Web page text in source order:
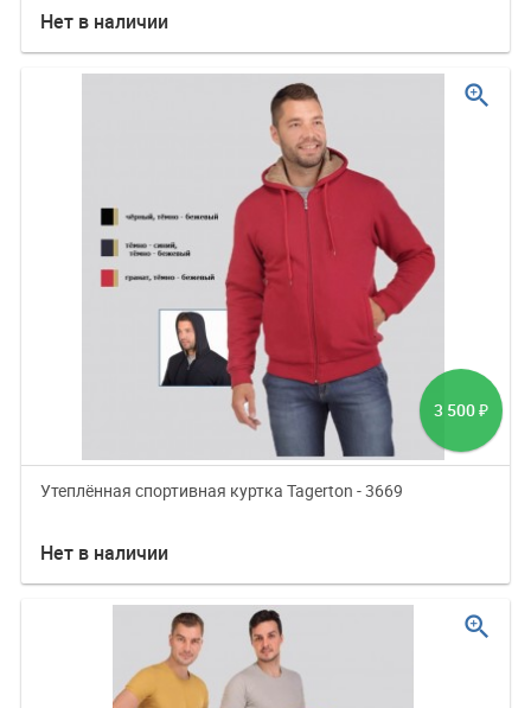
Нет в наличии
3 500 ₽
Утеплённая спортивная куртка Tagerton - 3669
Нет в наличии
zoom_in
zoom_in